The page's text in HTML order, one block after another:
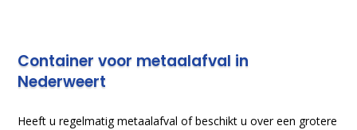
Container voor metaalafval in
Nederweert
Heeft u regelmatig metaalafval of beschikt u over een grotere